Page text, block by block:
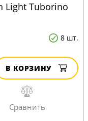
Light Tuborino
8 шт.
В КОРЗИНУ